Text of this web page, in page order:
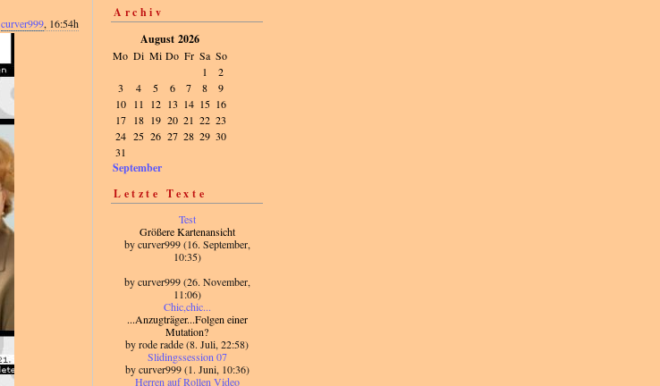
curver999, 16:54h
Archiv
August 2026
Mo Di Mi Do Fr Sa So
1
2
3
4 5 6 7 8
9
10
11 12 13 14 15 16
17
18 19 20 21 22 23
24 25 26 27 28 29 30
31
September
Letzte Texte
Test
Größere Kartenansicht
by curver999 (16. September,
10:35)
by curver999 (26. November,
11:06)
Chic,chic...
...Anzugträger...Folgen einer
Mutation?
by rode radde (8. Juli, 22:58)
Slidingssession 07
by curver999 (1. Juni, 10:36)
Herren auf Rollen Video